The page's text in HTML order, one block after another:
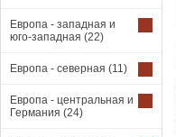
Европа - западная и
юго-западная (22)
Европа - северная (11)
Европа - центральная и
Германия (24)